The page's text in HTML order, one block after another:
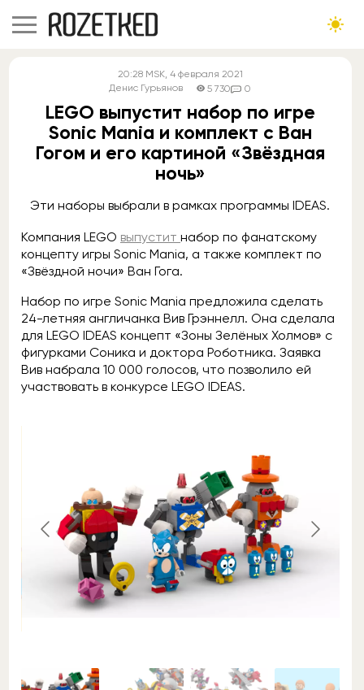
20:28 MSK, 4 февраля 2021
Денис Гурьянов
5 730 0
LEGO выпустит набор по игре
Sonic Mania и комплект с Ван
Гогом и его картиной «Звёздная
ночь»
Эти наборы выбрали в рамках программы IDEAS.
Компания LEGO выпустит набор по фанатскому
концепту игры Sonic Mania, а также комплект по
«Звёздной ночи» Ван Гога.
Набор по игре Sonic Mania предложила сделать
24-летняя англичанка Вив Грэннелл. Она сделала
для LEGO IDEAS концепт «Зоны Зелёных Холмов» с
фигурками Соника и доктора Роботника. Заявка
Вив набрала 10 000 голосов, что позволило ей
участвовать в конкурсе LEGO IDEAS.